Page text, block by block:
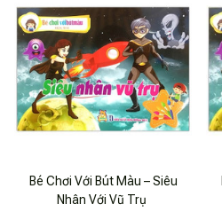
Bé Chơi Với Bút Màu – Siêu
Nhân Với Vũ Trụ